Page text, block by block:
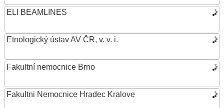
ELI BEAMLINES
Etnologický ústav AV ČR, v. v. i.
Fakultní nemocnice Brno
Fakultni Nemocnice Hradec Kralove